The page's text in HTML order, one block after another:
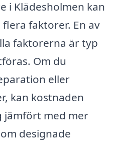
i Klädesholmen kan
faktorer. En av
faktorerna är typ
Om du
eller
kan kostnaden
jämfört med mer
designade